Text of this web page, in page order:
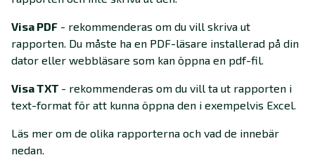
Visa PDF - rekommenderas om du vill skriva ut
rapporten. Du måste ha en PDF-läsare installerad på din
dator eller webbläsare som kan öppna en pdf-fil.
Visa TXT - rekommenderas om du vill ta ut rapporten i
text-format för att kunna öppna den i exempelvis Excel.
Läs mer om de olika rapporterna och vad de innebär
nedan.